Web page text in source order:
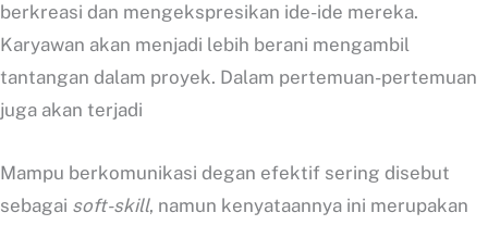
berkreasi dan mengekspresikan ide-ide mereka.
Karyawan akan menjadi lebih berani mengambil
tantangan dalam proyek. Dalam pertemuan-pertemuan
juga akan terjadi
Mampu berkomunikasi degan efektif sering disebut
sebagai soft-skill, namun kenyataannya ini merupakan